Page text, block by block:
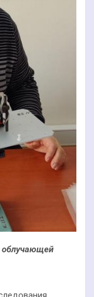
облучающей